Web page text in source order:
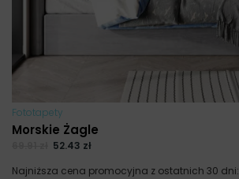
Fototapety
Morskie Żagle
52.43 zł
Najniższa cena promocyjna z ostatnich 30 dni: